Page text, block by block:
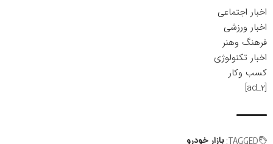
اخبار اجتماعی
اخبار ورزشی
فرهنگ وهنر
اخبار تکنولوژی
کسب وکار
[ad_2]
TAGGED: بازار خودرو